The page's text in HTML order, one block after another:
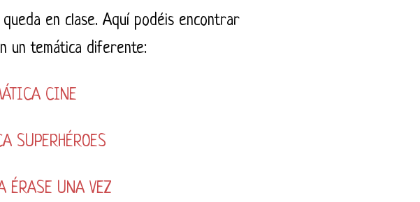
en clase. Aquí podéis encontrar
un temática diferente:
CINE
SUPERHÉROES
ÉRASE UNA VEZ